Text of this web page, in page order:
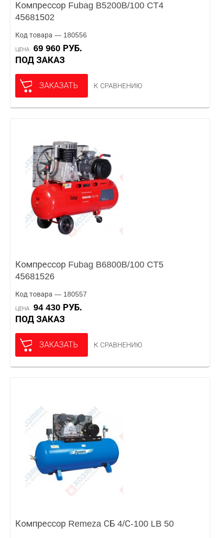
Компрессор Fubag B5200B/100 CT4
45681502
Код товара — 180556
ЦЕНА
69 960 РУБ.
ПОД ЗАКАЗ
ЗАКАЗАТЬ К СРАВНЕНИЮ
Компрессор Fubag B6800B/100 CT5
45681526
Код товара — 180557
ЦЕНА
94 430 РУБ.
ПОД ЗАКАЗ
ЗАКАЗАТЬ К СРАВНЕНИЮ
Компрессор Remeza СБ 4/С-100 LB 50